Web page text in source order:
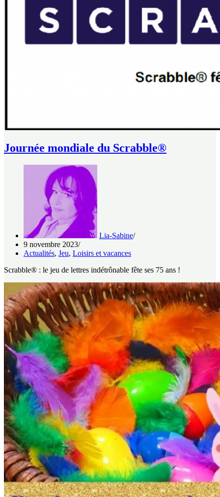
Journée mondiale du Scrabble®
Lia-Sabine
9 novembre 2023
Actualités, Jeu, Loisirs et vacances
Scrabble® : le jeu de lettres indétrônable fête ses 75 ans !